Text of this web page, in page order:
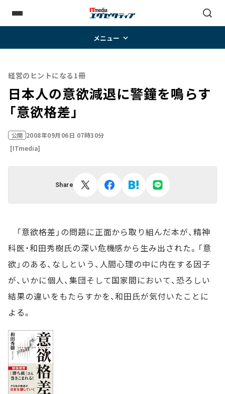
メニュー
経営のヒントになる1冊
日本人の意欲減退に警鐘を鳴らす
――「意欲格差」
公開 2008年09月06日 07時30分
[ITmedia]
Share
「意欲格差」の問題に正面から取り組んだ本が、精神
科医・和田秀樹氏の深い危機感から生み出された。「意
欲」のある、なしという、人間心理の中に内在する因子
が、いかに個人、集団そして国家間において、恐ろしい
結果の違いをもたらすかを、和田氏が気付いたことに
よる。